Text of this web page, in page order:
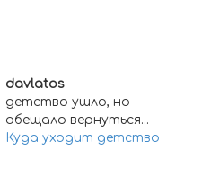
davlatos
детство ушло, но
обещало вернуться...
Куда уходит детство